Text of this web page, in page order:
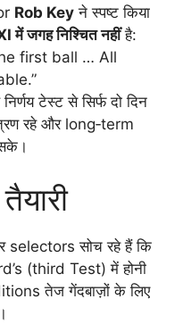
Rob Keyने स्पष्ट किया
में जगह निश्चित नहींहै:
first ball … All
टेस्ट से सिर्फ दो दिन
रहे और long‑term
selectors सोच रहे हैं कि
(third Test) में होनी
तेज गेंदबाज़ों के लिए